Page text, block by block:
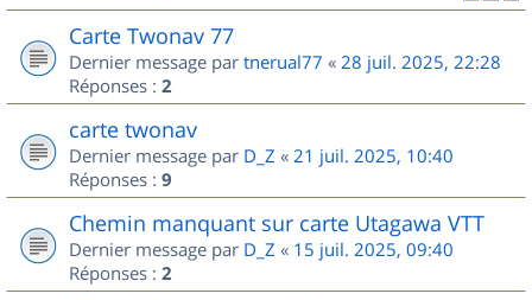
Carte Twonav 77
Dernier message par tnerual77 « 28 juil. 2025, 22:28
Réponses : 2
carte twonav
Dernier message par D_Z « 21 juil. 2025, 10:40
Réponses : 9
Chemin manquant sur carte Utagawa VTT
Dernier message par D_Z « 15 juil. 2025, 09:40
Réponses : 2